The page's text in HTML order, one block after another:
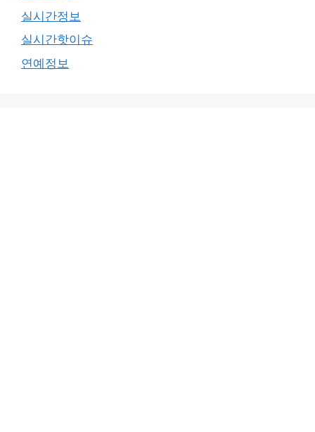
실시간정보
실시간핫이슈
연예정보